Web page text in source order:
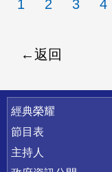
1 2 3 4
返回
快速連結
經典榮耀
節目表
主持人